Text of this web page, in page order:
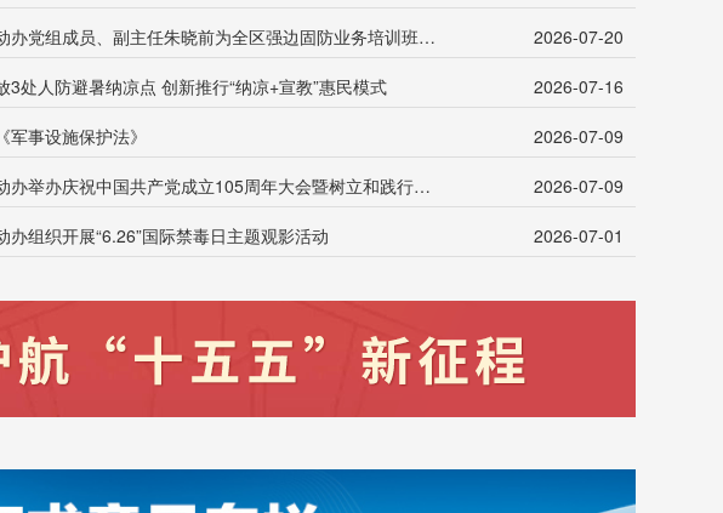
党组理论学习中心组举办2025年第五次专题学习
自治区国动
自治区国动办党组成员、副主任朱晓前为全区强边固防业务培训班授课 2026-07-20
3处人防避暑纳凉点 创新推行“纳凉+宣教”惠民模式 2026-07-16
军事设施保护法》 2026-07-09
自治区国动办举办庆祝中国共产党成立105周年大会暨树立和践行正确政绩观学习教育专题党课 2026-07-09
办组织开展“6.26”国际禁毒日主题观影活动 2026-07-01